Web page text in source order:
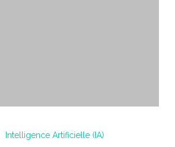
Intelligence Artificielle (IA)